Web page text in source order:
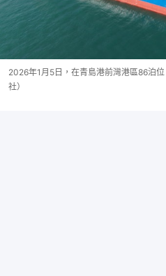
2026年1月5日，在青島港前灣港區86泊
社）